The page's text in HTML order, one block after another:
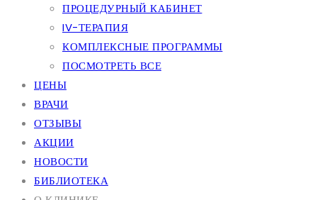
ПРОЦЕДУРНЫЙ КАБИНЕТ
IV-ТЕРАПИЯ
КОМПЛЕКСНЫЕ ПРОГРАММЫ
ПОСМОТРЕТЬ ВСЕ
ЦЕНЫ
ВРАЧИ
ОТЗЫВЫ
АКЦИИ
НОВОСТИ
БИБЛИОТЕКА